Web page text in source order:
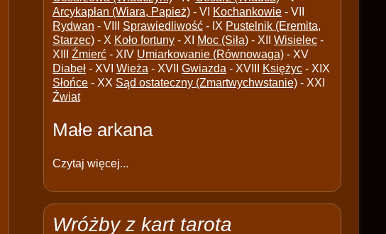
Arcykapłan (Wiara, Papież) - VI Kochankowie - VII
Rydwan - VIII Sprawiedliwość - IX Pustelnik (Eremita,
Starzec) - X Koło fortuny - XI Moc (Siła) - XII Wisielec -
XIII Źmierć - XIV Umiarkowanie (Równowaga) - XV
Diabeł - XVI Wieża - XVII Gwiazda - XVIII Księżyc - XIX
Słońce - XX Sąd ostateczny (Zmartwychwstanie) - XXI
Źwiat
Małe arkana
Czytaj więcej...
Wróżby z kart tarota